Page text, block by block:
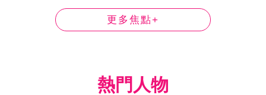
更多焦點+
熱門人物